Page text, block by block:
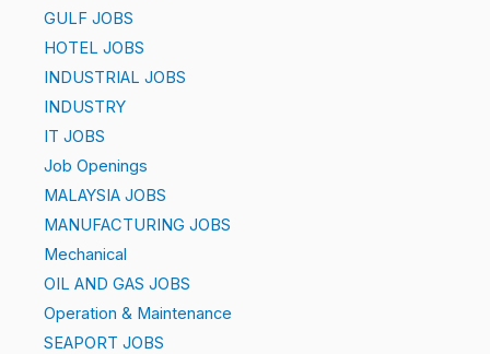
GULF JOBS
HOTEL JOBS
INDUSTRIAL JOBS
INDUSTRY
IT JOBS
Job Openings
MALAYSIA JOBS
MANUFACTURING JOBS
Mechanical
OIL AND GAS JOBS
Operation & Maintenance
SEAPORT JOBS